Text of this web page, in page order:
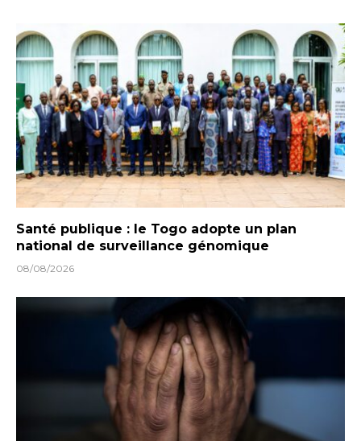
Santé publique : le Togo adopte un plan
national de surveillance génomique
08/08/2026